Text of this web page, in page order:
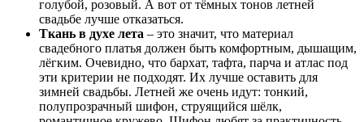
голубой, розовый. А вот от тёмных тонов летней
свадьбе лучше отказаться.
Ткань в духе лета – это значит, что материал
свадебного платья должен быть комфортным, дышащим,
лёгким. Очевидно, что бархат, тафта, парча и атлас под
эти критерии не подходят. Их лучше оставить для
зимней свадьбы. Летней же очень идут: тонкий,
полупрозрачный шифон, струящийся шёлк,